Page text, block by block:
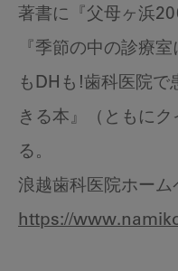
著書に『父母ヶ浜
『季節の中の診療
もDHも!歯科医院で
きる本』（ともに
る。
浪越歯科医院ホーム
https://